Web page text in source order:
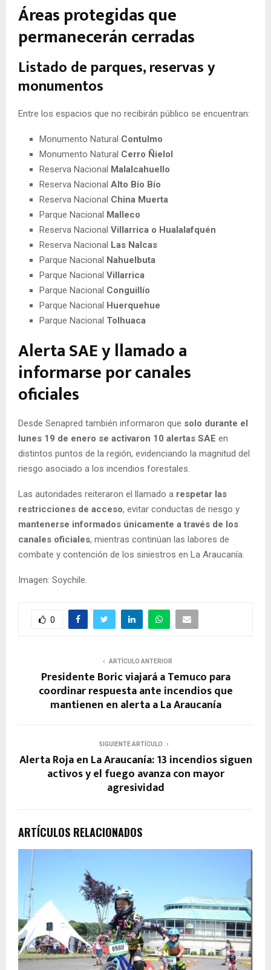
Áreas protegidas que
permanecerán cerradas
Listado de parques, reservas y
monumentos
Entre los espacios que no recibirán público se encuentran:
Monumento Natural Contulmo
Monumento Natural Cerro Ñielol
Reserva Nacional Malalcahuello
Reserva Nacional Alto Bío Bío
Reserva Nacional China Muerta
Parque Nacional Malleco
Reserva Nacional Villarrica o Hualalafquén
Reserva Nacional Las Nalcas
Parque Nacional Nahuelbuta
Parque Nacional Villarrica
Parque Nacional Conguillío
Parque Nacional Huerquehue
Parque Nacional Tolhuaca
Alerta SAE y llamado a
informarse por canales
oficiales
Desde Senapred también informaron que solo durante el
lunes 19 de enero se activaron 10 alertas SAE en
distintos puntos de la región, evidenciando la magnitud del
riesgo asociado a los incendios forestales.
Las autoridades reiteraron el llamado a respetar las
restricciones de acceso, evitar conductas de riesgo y
mantenerse informados únicamente a través de los
canales oficiales, mientras continúan las labores de
combate y contención de los siniestros en La Araucanía.
Imagen: Soychile.
0
ARTÍCULO ANTERIOR
Presidente Boric viajará a Temuco para
coordinar respuesta ante incendios que
mantienen en alerta a La Araucanía
SIGUIENTE ARTÍCULO
Alerta Roja en La Araucanía: 13 incendios siguen
activos y el fuego avanza con mayor
agresividad
ARTÍCULOS RELACIONADOS